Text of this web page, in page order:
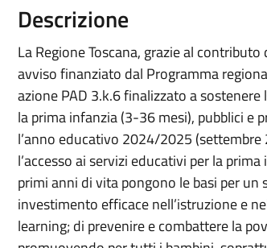
Descrizione
La Regione Toscana, grazie al
avviso finanziato dal Programma
azione PAD 3.k.6 finalizzato a
la prima infanzia (3-36 mesi), pubblici e
l’anno educativo 2024/2025
l’accesso ai servizi educativi per la
primi anni di vita pongono le basi per
investimento efficace nell’istruzione e
learning; di prevenire e combattere la